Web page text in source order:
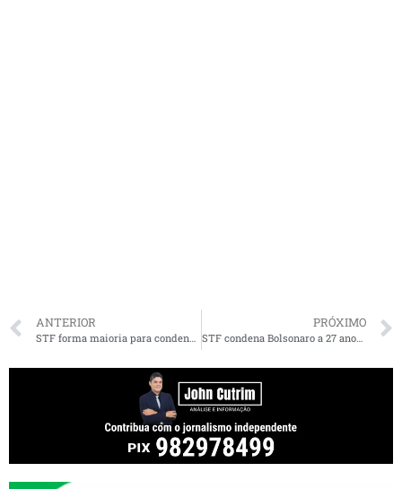
ANTERIOR PRÓXIMO
STF condena Bolsonaro a 27 anos e 3 meses de prisão por trama golpista, decisão inédita na história do país